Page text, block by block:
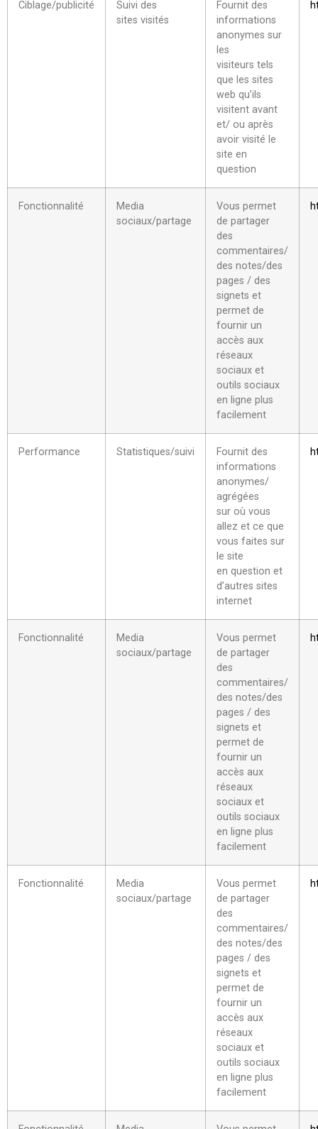
Ciblage/publicité
Suivi des
sites visités
Fournit des
informations
anonymes sur
les
visiteurs tels
que les sites
web qu’ils
visitent avant
et/ ou après
avoir visité le
site en
question
Fonctionnalité
Media
sociaux/partage
Vous permet
de partager
des
commentaires/
des notes/des
pages / des
signets et
permet de
fournir un
accès aux
réseaux
sociaux et
outils sociaux
en ligne plus
facilement
Performance Statistiques/suivi
Fournit des
informations
anonymes/
agrégées
sur où vous
allez et ce que
vous faites sur
le site
en question et
d’autres sites
internet
Fonctionnalité
Media
sociaux/partage
Vous permet
de partager
des
commentaires/
des notes/des
pages / des
signets et
permet de
fournir un
accès aux
réseaux
sociaux et
outils sociaux
en ligne plus
facilement
Fonctionnalité
Media
sociaux/partage
Vous permet
de partager
des
commentaires/
des notes/des
pages / des
signets et
permet de
fournir un
accès aux
réseaux
sociaux et
outils sociaux
en ligne plus
facilement